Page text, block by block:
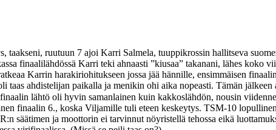
ruutuun 7 ajoi Karri Salmela, tuuppikrossin hallitseva
finaalilähdössä Karri teki ahnaasti ”kiusaa” takanani, lähes
Karrin harakiriohitukseen jossa jää hännille, ensimmäisen
taas ahdistelijan paikalla ja menikin ohi aika nopeasti. Tämän
lähtö oli hyvin samanlainen kuin kakkoslähdön, nousin
finaalin 6., koska Viljamille tuli eteen keskeytys. TSM-10
säätimen ja moottorin ei tarvinnut nöyristellä tehossa eikä